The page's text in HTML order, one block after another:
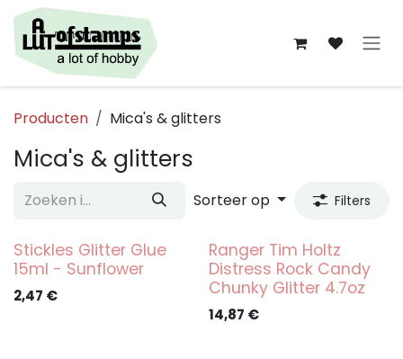
Overslaan naar inhoud
Producten Mica's & glitters
Mica's & glitters
Sorteer op Filters
Stickles Glitter Glue
15ml - Sunflower
2,47 €
Ranger Tim Holtz
Distress Rock Candy
Chunky Glitter 4.7oz
14,87 €